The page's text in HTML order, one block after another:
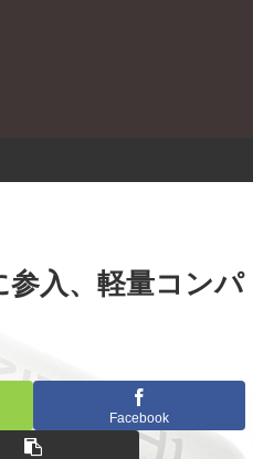
入、軽量コンパ
Facebook